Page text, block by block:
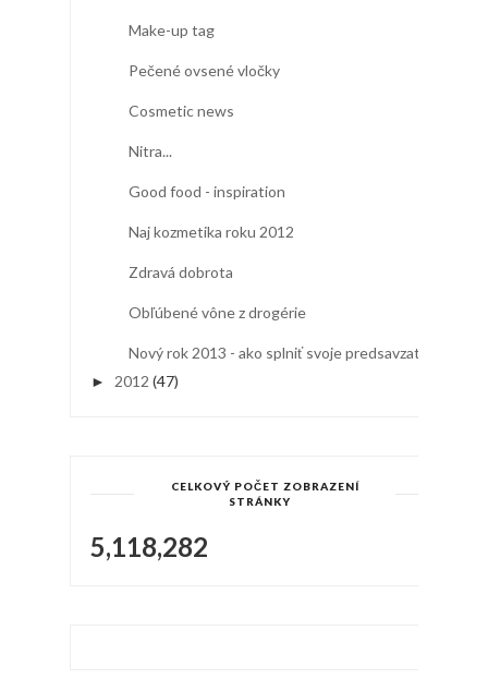
Make-up tag
Pečené ovsené vločky
Cosmetic news
Nitra...
Good food - inspiration
Naj kozmetika roku 2012
Zdravá dobrota
Obľúbené vône z drogérie
Nový rok 2013 - ako splniť svoje predsavzatia
► 2012 (47)
CELKOVÝ POČET ZOBRAZENÍ
STRÁNKY
5,118,282